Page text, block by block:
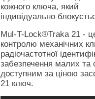
кожного ключа, який
індивідуально
Mul-T-Lock®Traka 21 -
контролю механічних
радіочастотної
забезпечення малих та
доступним за ціною
21 ключ.